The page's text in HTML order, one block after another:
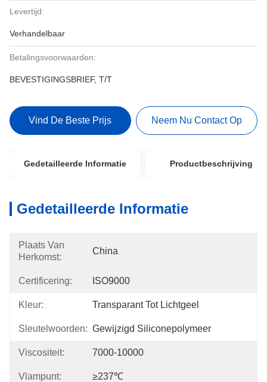
Levertijd:
Verhandelbaar
Betalingsvoorwaarden:
BEVESTIGINGSBRIEF, T/T
Vind De Beste Prijs Neem Nu Contact Op
Gedetailleerde Informatie Productbeschrijving
Gedetailleerde Informatie
Plaats Van
Herkomst:
China
Certificering: ISO9000
Kleur: Transparant Tot Lichtgeel
Sleutelwoorden: Gewijzigd Siliconepolymeer
Viscositeit: 7000-10000
Vlampunt: ≥237℃